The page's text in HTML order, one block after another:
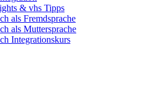
& vhs Tipps
als Fremdsprache
als Muttersprache
Integrationskurs